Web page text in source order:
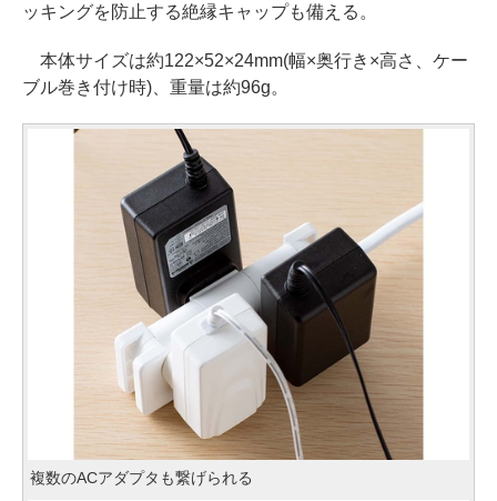
ッキングを防止する絶縁キャップも備える。
本体サイズは約122×52×24mm(幅×奥行き×高さ、ケー
ブル巻き付け時)、重量は約96g。
複数のACアダプタも繋げられる